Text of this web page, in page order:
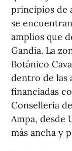
principios de
se
amplios que
Gandia. La
Botánico
dentro de las
financiadas
Consellería
Ampa, desde
más ancha y